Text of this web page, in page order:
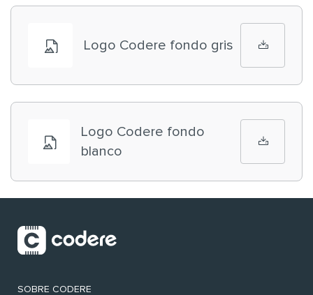
Logo Codere fondo gris
Logo Codere fondo
blanco
SOBRE CODERE